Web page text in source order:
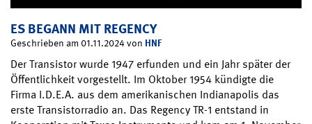
ES BEGANN MIT REGENCY
Geschrieben am 01.11.2024 von HNF
Der Transistor wurde 1947 erfunden und ein Jahr später der
Öffentlichkeit vorgestellt. Im Oktober 1954 kündigte die
Firma I.D.E.A. aus dem amerikanischen Indianapolis das
erste Transistorradio an. Das Regency TR-1 entstand in